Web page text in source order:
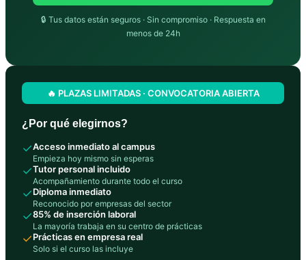
🔒 Tus datos están seguros · Sin compromiso · Respuesta en
menos de 24h
🔥 PLAZAS LIMITADAS · CONVOCATORIA ABIERTA
¿Por qué elegirnos?
✓Acceso inmediato al campus
Empieza hoy mismo sin esperas
✓Tutor personal incluido
Acompañamiento durante todo el curso
✓Diploma inmediato
Reconocido por empresas del sector
✓85% de inserción laboral
La mayoría trabaja en su centro de prácticas
✓Prácticas en empresa real
Solo si el curso las incluye